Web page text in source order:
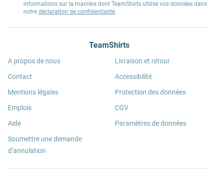
informations sur la manière dont TeamShirts utilise vos données dans
notre déclaration de confidentialité.
TeamShirts
A propos de nous
Contact
Mentions légales
Emplois
Aide
Soumettre une demande
d’annulation
Livraison et retour
Accessibilité
Protection des données
CGV
Paramètres de données